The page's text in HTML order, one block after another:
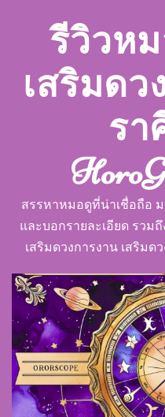
รีวิวห
เสริมดว
รา
สรรหาหมอดูที่น่าเชื่อถือ
และบอกรายละเอียด รวม
เสริมดวงการงาน เสริมด